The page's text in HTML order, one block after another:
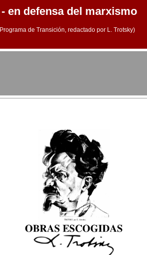
en defensa del marxismo
de Transición, redactado por L. Trotsky)